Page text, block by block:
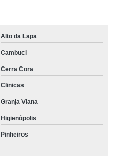
Alto da Lapa
Cambuci
Cerra Cora
Clinicas
Granja Viana
Higienópolis
Pinheiros